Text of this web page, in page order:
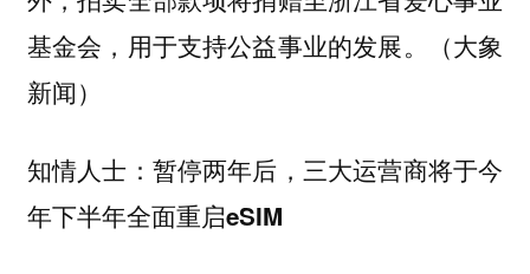
基金会，用于支持公益事业的发展。（大象
新闻）
知情人士：暂停两年后，三大运营商将于今
年下半年全面重启eSIM